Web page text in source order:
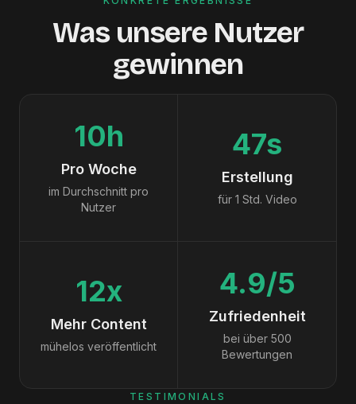
Was unsere Nutzer
gewinnen
10h
Pro Woche
im Durchschnitt pro
Nutzer
47s
Erstellung
für 1 Std. Video
12x
Mehr Content
mühelos veröffentlicht
4.9/5
Zufriedenheit
bei über 500
Bewertungen
TESTIMONIALS